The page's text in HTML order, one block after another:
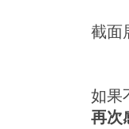
截面
如果
再次